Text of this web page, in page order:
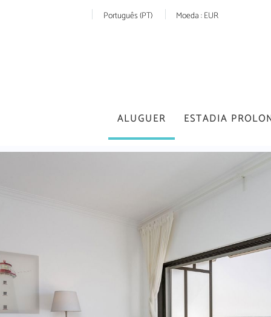
Português (PT) Moeda :EUR
ALUGUER ESTADIA